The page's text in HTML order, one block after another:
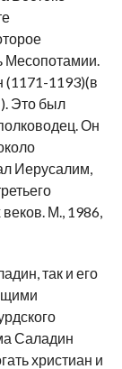
Месопотамии.
(1171-1193)(в
Это был
Он
Иерусалим,
М., 1986,
так и его
Саладин
христиан и